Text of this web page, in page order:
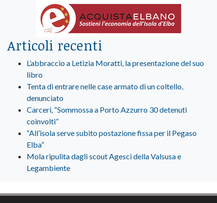
Articoli recenti
L’abbraccio a Letizia Moratti, la presentazione del suo
libro
Tenta di entrare nelle case armato di un coltello,
denunciato
Carceri, “Sommossa a Porto Azzurro 30 detenuti
coinvolti”
“All’isola serve subito postazione fissa per il Pegaso
Elba”
Mola ripulita dagli scout Agesci della Valsusa e
Legambiente